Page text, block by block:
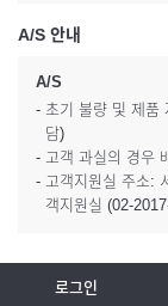
A/S 안내
A/S
- 초기 불량 및 제품
담)
- 고객 과실의 경우
- 고객지원실 주소:
객지원실 (02-
로그인